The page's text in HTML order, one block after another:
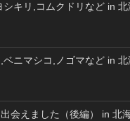
シキリ,コムクドリなど in 北
ベニマシコ,ノゴマなど in 北
会えました（後編） in 北